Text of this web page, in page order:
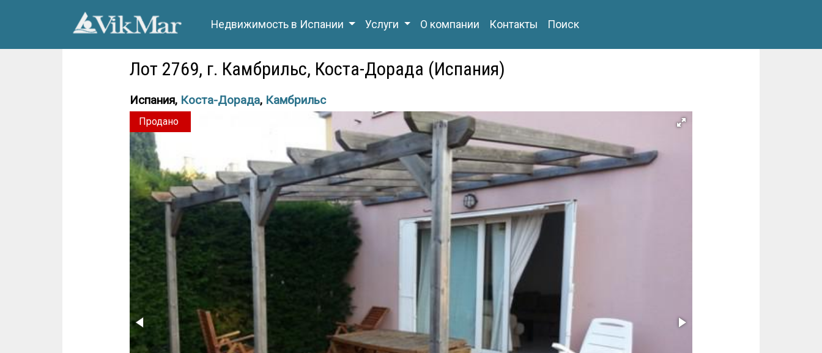
Недвижимость в Испании Услуги О компании Контакты Поиск
Лот 2769, г. Камбрильс, Коста-Дорада (Испания)
Испания, Коста-Дорада, Камбрильс
Продано